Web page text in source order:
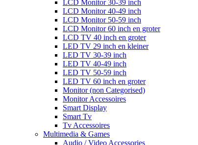
LCD Monitor 30-39 inch
LCD Monitor 40-49 inch
LCD Monitor 50-59 inch
LCD Monitor 60 inch en groter
LCD TV 40 inch en groter
LED TV 29 inch en kleiner
LED TV 30-39 inch
LED TV 40-49 inch
LED TV 50-59 inch
LED TV 60 inch en groter
Monitor (non Categorised)
Monitor Accessoires
Smart Display
Smart Tv
Tv Accessoires
Multimedia & Games
Audio / Video Accessories